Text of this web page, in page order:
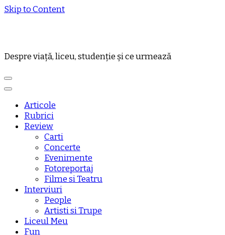
Skip to Content
Despre viață, liceu, studenție și ce urmează
Articole
Rubrici
Review
Carti
Concerte
Evenimente
Fotoreportaj
Filme si Teatru
Interviuri
People
Artisti si Trupe
Liceul Meu
Fun